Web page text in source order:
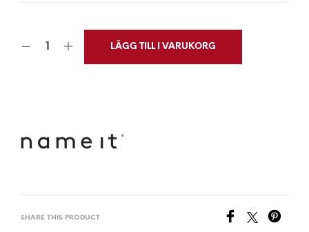
LÄGG TILL I VARUKORG
SHARE THIS PRODUCT